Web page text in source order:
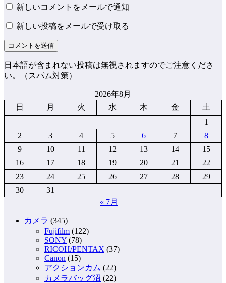
新しいコメントをメールで通知
新しい投稿をメールで受け取る
日本語が含まれない投稿は無視されますのでご注意くださ
い。（スパム対策）
2026年8月
日
月 火 水 木 金
土
1
2
3 4 5 6 7
8
9
10 11 12 13 14
15
16
17 18 19 20 21
22
23
24 25 26 27 28
29
30
31
« 7月
カメラ (345)
Fujifilm (122)
SONY (78)
RICOH/PENTAX (37)
Canon (15)
アクションカム (22)
カメラバッグ沼 (22)